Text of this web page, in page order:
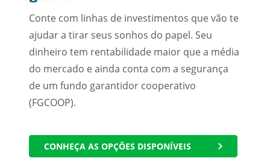
Conte com linhas de investimentos que vão te
ajudar a tirar seus sonhos do papel. Seu
dinheiro tem rentabilidade maior que a média
do mercado e ainda conta com a segurança
de um fundo garantidor cooperativo
(FGCOOP).
CONHEÇA AS OPÇÕES DISPONÍVEIS